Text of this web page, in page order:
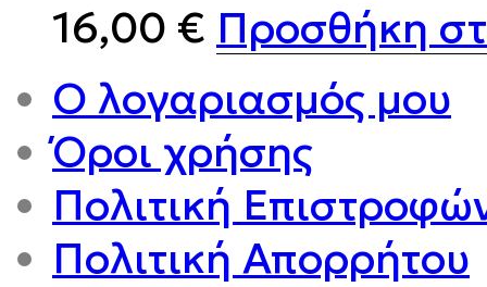
16,00 € Προσθήκη
Ο λογαριασμός μου
Όροι χρήσης
Πολιτική
Πολιτική Απορρήτου